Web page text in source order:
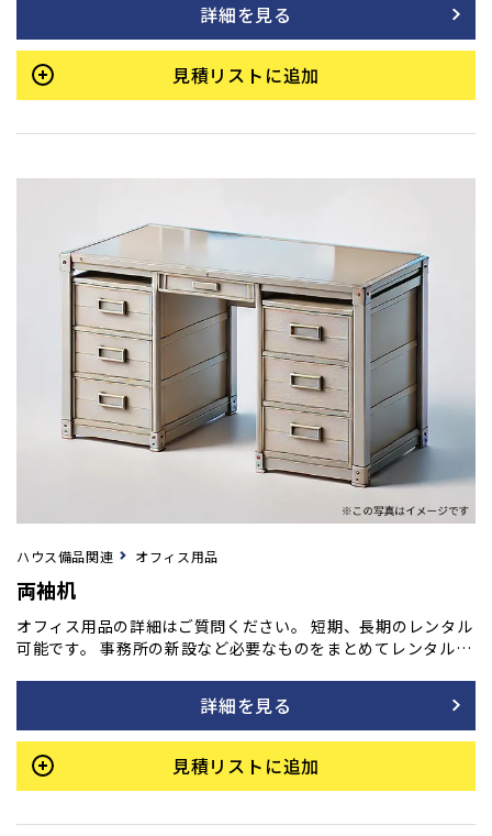
詳細を見る
見積リストに追加
ハウス備品関連 オフィス用品
両袖机
オフィス用品の詳細はご質問ください。 短期、長期のレンタル
可能です。 事務所の新設など必要なものをまとめてレンタル
詳細を見る
見積リストに追加